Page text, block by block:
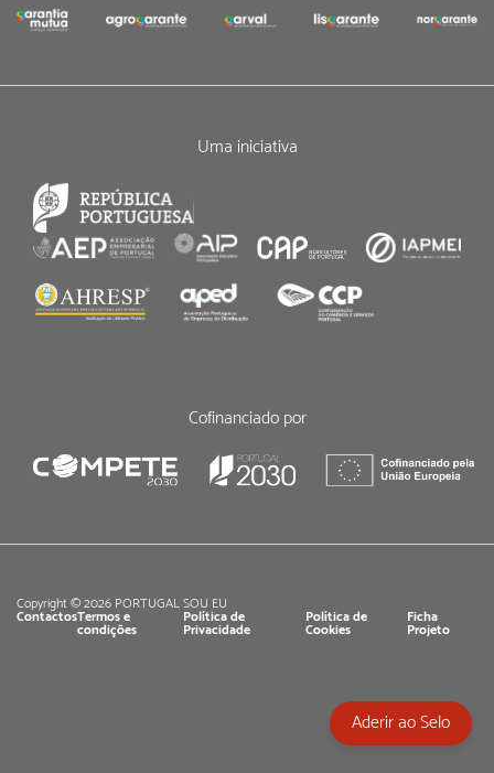
Uma iniciativa
Cofinanciado por
Copyright © 2026 PORTUGAL SOU EU
ContactosTermos e
condições
Política de
Privacidade
Política de
Cookies
Ficha
Projeto
Aderir ao Selo